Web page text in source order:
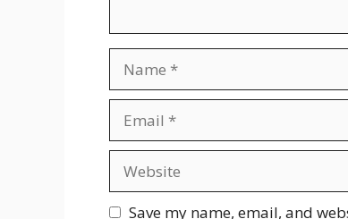
Save my name, email, and